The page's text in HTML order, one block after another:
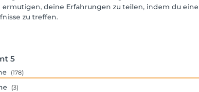
deine Erfahrungen zu teilen, indem du
zu treffen.
5
(178)
(3)